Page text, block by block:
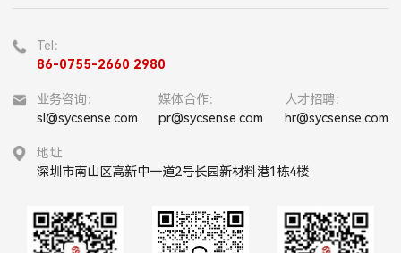
Tel：
86-0755-2660 2980
业务咨询：
sl@sycsense.com
媒体合作：
pr@sycsense.com
人才招聘：
hr@sycsense.com
地址
深圳市南山区高新中一道2号长园新材料港1栋4楼